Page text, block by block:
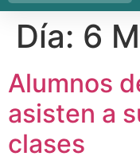
Día: 6
Alumnos
asisten a
clases